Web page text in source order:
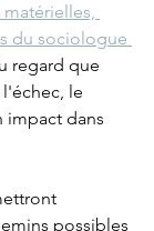
du sociologue
regard que
le
impact dans
possibles